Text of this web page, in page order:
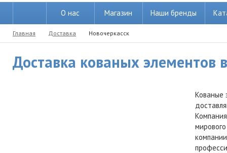
О нас Магазин Наши бренды
Главная Доставка Новочеркасск
Доставка кованых элементов
Кованые